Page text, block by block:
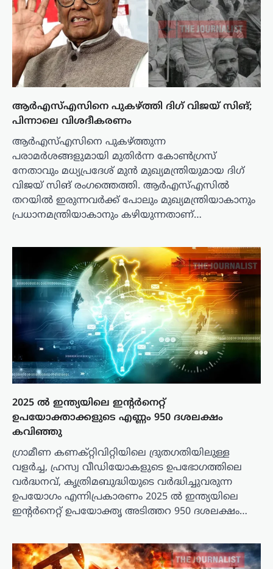
ആർഎസ്എസിനെ പുകഴ്ത്തി ദിഗ് വിജയ് സിങ്;
പിന്നാലെ വിശദീകരണം
ആർഎസ്എസിനെ പുകഴ്ത്തുന്ന
പരാമർശങ്ങളുമായി മുതിർന്ന കോൺഗ്രസ്
നേതാവും മധ്യപ്രദേശ് മുൻ മുഖ്യമന്ത്രിയുമായ ദിഗ്
വിജയ് സിങ് രംഗത്തെത്തി. ആർഎസ്എസിൽ
തറയിൽ ഇരുന്നവർക്ക് പോലും മുഖ്യമന്ത്രിയാകാനും
പ്രധാനമന്ത്രിയാകാനും കഴിയുന്നതാണ്…
2025 ൽ ഇന്ത്യയിലെ ഇന്റർനെറ്റ്
ഉപയോക്താക്കളുടെ എണ്ണം 950 ദശലക്ഷം
കവിഞ്ഞു
ഗ്രാമീണ കണക്റ്റിവിറ്റിയിലെ ദ്രുതഗതിയിലുള്ള
വളർച്ച, ഹ്രസ്വ വീഡിയോകളുടെ ഉപഭോഗത്തിലെ
വർദ്ധനവ്, കൃത്രിമബുദ്ധിയുടെ വർദ്ധിച്ചുവരുന്ന
ഉപയോഗം എന്നിപ്രകാരണം 2025 ൽ ഇന്ത്യയിലെ
ഇന്റർനെറ്റ് ഉപയോക്തൃ അടിത്തറ 950 ദശലക്ഷം…